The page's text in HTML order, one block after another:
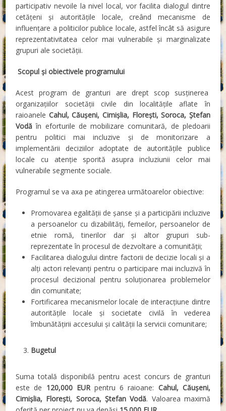
participativ nevoile la nivel local, vor facilita dialogul dintre
cetățeni și autoritățile locale, creând mecanisme de
influențare a politicilor publice locale, astfel încât să asigure
reprezentativitatea celor mai vulnerabile și marginalizate
grupuri ale societății.
Scopul și obiectivele programului
Acest program de granturi are drept scop susținerea
organizațiilor societății civile din localitățile aflate în
raioanele Cahul, Căuşeni, Cimișlia, Florești, Soroca, Ștefan
Vodăîn eforturile de mobilizare comunitară, de pledoarii
pentru politici mai incluzive şi de monitorizare a
implementării deciziilor adoptate de autoritățile publice
locale cu atenție sporită asupra incluziunii celor mai
vulnerabile segmente sociale.
Programul se va axa pe atingerea următoarelor obiective:
Promovarea egalității de șanse și a participării incluzive
a persoanelor cu dizabilități, femeilor, persoanelor de
etnie romă, tinerilor dar și altor grupuri sub-
reprezentate în procesul de dezvoltare a comunității;
Facilitarea dialogului dintre factorii de decizie locali și a
alți actori relevanți pentru o participare mai incluzivă în
procesul decizional pentru soluționarea problemelor
din comunitate;
Fortificarea mecanismelor locale de interacțiune dintre
autoritățile locale și societate civilă în vederea
îmbunătățirii accesului și calității la servicii comunitare;
Bugetul
Suma totală disponibilă pentru acest concurs de granturi
este de 120,000 EURpentru 6 raioane: Cahul, Căuşeni,
Cimișlia, Florești, Soroca, Ștefan Vodă. Valoarea maximă